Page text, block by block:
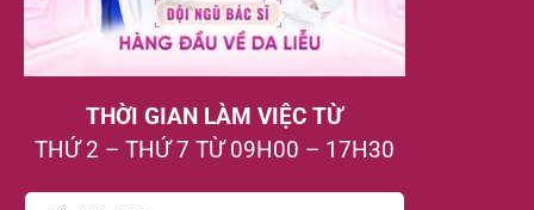
THỜI GIAN LÀM VIỆC TỪ
THỨ 2 – THỨ 7 TỪ 09H00 – 17H30